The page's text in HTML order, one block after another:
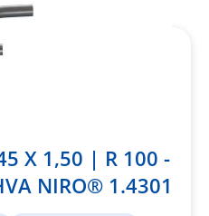
X 1,50 | R 100 -
NIRO® 1.4301